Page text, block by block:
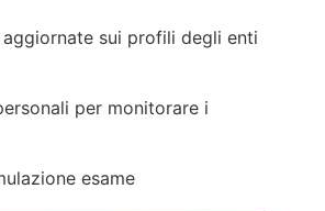
aggiornate sui profili degli enti
per monitorare i
esame